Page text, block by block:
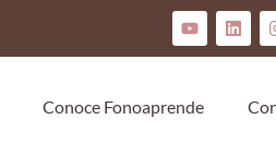
Conoce Fonoaprende